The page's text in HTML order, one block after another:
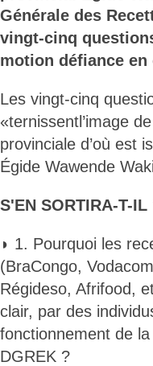
Générale des
vingt-cinq
motion défiance
Les vingt-cinq
«ternissentl’image
provinciale d’où est
Égide Wawende
S'EN SORTIRA-T-IL
◗ 1. Pourquoi les
(BraCongo,
Régideso, Afrifood,
clair, par des
fonctionnement de
DGREK ?